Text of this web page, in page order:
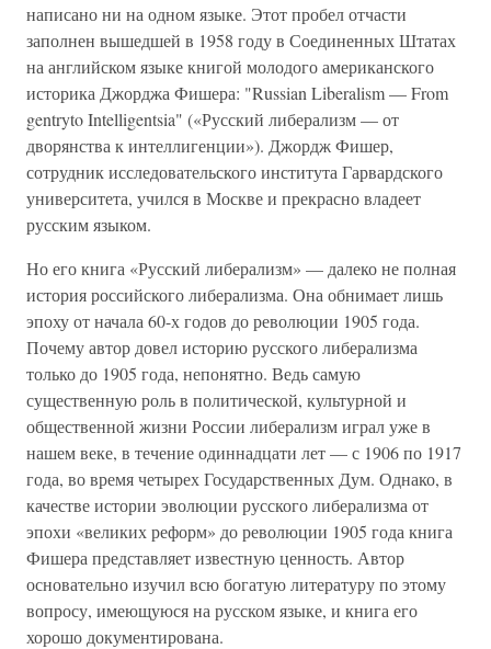
написано ни на одном языке. Этот пробел отчасти
заполнен вышедшей в 1958 году в Соединенных Штатах
на английском языке книгой молодого американского
историка Джорджа Фишера: "Russian Liberalism — From
gentryto Intelligentsia" («Русский либерализм — от
дворянства к интеллигенции»). Джордж Фишер,
сотрудник исследовательского института Гарвардского
университета, учился в Москве и прекрасно владеет
русским языком.
Но его книга «Русский либерализм» — далеко не полная
история российского либерализма. Она обнимает лишь
эпоху от начала 60-х годов до революции 1905 года.
Почему автор довел историю русского либерализма
только до 1905 года, непонятно. Ведь самую
существенную роль в политической, культурной и
общественной жизни России либерализм играл уже в
нашем веке, в течение одиннадцати лет — с 1906 по 1917
года, во время четырех Государственных Дум. Однако, в
качестве истории эволюции русского либерализма от
эпохи «великих реформ» до революции 1905 года книга
Фишера представляет известную ценность. Автор
основательно изучил всю богатую литературу по этому
вопросу, имеющуюся на русском языке, и книга его
хорошо документирована.